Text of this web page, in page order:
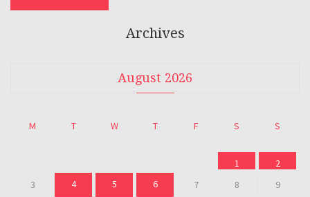
Archives
August 2026
M T W T F S S
1
2
3
4 5 6 7 8 9